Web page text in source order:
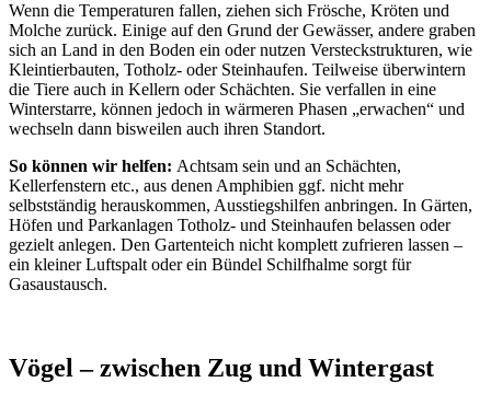
Wenn die Temperaturen fallen, ziehen sich Frösche, Kröten und
Molche zurück. Einige auf den Grund der Gewässer, andere graben
sich an Land in den Boden ein oder nutzen Versteckstrukturen, wie
Kleintierbauten, Totholz- oder Steinhaufen. Teilweise überwintern
die Tiere auch in Kellern oder Schächten. Sie verfallen in eine
Winterstarre, können jedoch in wärmeren Phasen „erwachen“ und
wechseln dann bisweilen auch ihren Standort.
So können wir helfen: Achtsam sein und an Schächten,
Kellerfenstern etc., aus denen Amphibien ggf. nicht mehr
selbstständig herauskommen, Ausstiegshilfen anbringen. In Gärten,
Höfen und Parkanlagen Totholz- und Steinhaufen belassen oder
gezielt anlegen. Den Gartenteich nicht komplett zufrieren lassen –
ein kleiner Luftspalt oder ein Bündel Schilfhalme sorgt für
Gasaustausch.
Vögel – zwischen Zug und Wintergast